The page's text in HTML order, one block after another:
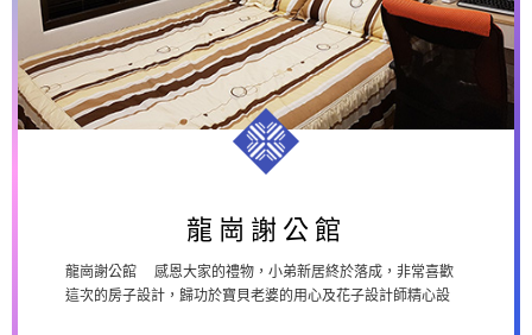
龍崗謝公館
龍崗謝公館
龍崗謝公館 感恩大家的禮物，小弟新居終於落成，非常喜歡
這次的房子設計，歸功於寶貝老婆的用心及花子設計師精心設